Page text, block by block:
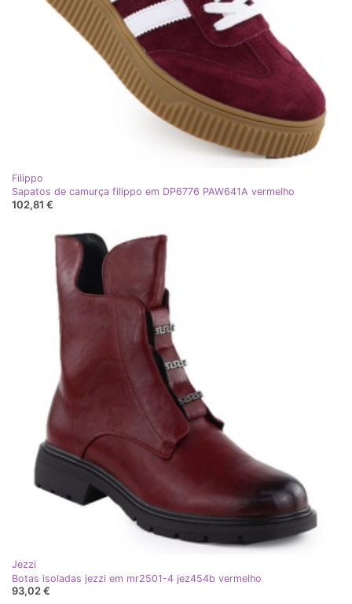
Filippo
Sapatos de camurça filippo em DP6776 PAW641A vermelho
102,81 €
Jezzi
Botas isoladas jezzi em mr2501-4 jez454b vermelho
93,02 €